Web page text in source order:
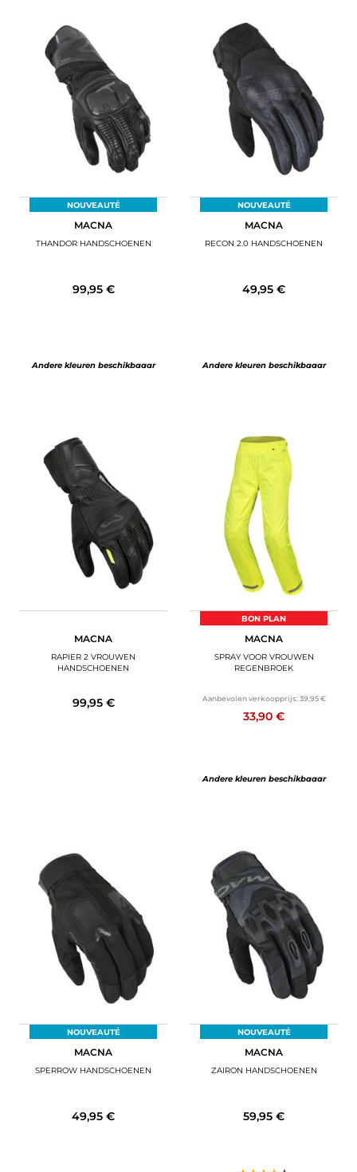
NOUVEAUTÉ
MACNA
THANDOR HANDSCHOENEN
99,95 €
Andere kleuren beschikbaaar
NOUVEAUTÉ
MACNA
RECON 2.0 HANDSCHOENEN
49,95 €
Andere kleuren beschikbaaar
MACNA
RAPIER 2 VROUWEN
HANDSCHOENEN
99,95 €
BON PLAN
MACNA
SPRAY VOOR VROUWEN
REGENBROEK
Aanbevolen verkoopprijs: 39,95 €
33,90 €
Andere kleuren beschikbaaar
NOUVEAUTÉ
MACNA
SPERROW HANDSCHOENEN
49,95 €
NOUVEAUTÉ
MACNA
ZAIRON HANDSCHOENEN
59,95 €